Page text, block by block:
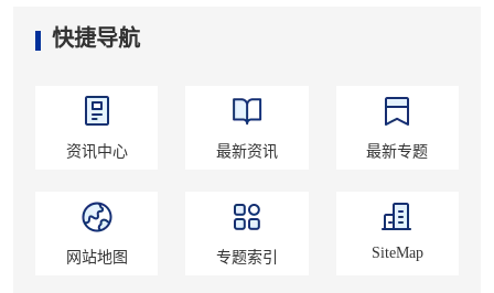
快捷导航
资讯中心 最新资讯 最新专题
网站地图 专题索引 SiteMap